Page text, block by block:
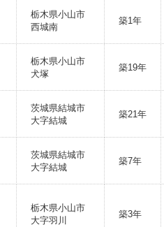
栃木県小山市
西城南
築1年
栃木県小山市
犬塚
築19年
茨城県結城市
大字結城
築21年
茨城県結城市
大字結城
築7年
栃木県小山市
大字羽川
築3年